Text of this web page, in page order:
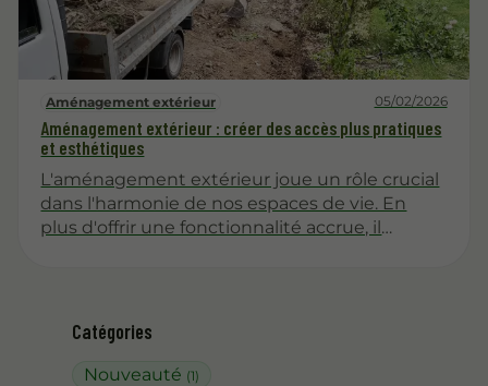
Catégories
Nouveauté (1)
Aménagement extérieur 05/02/2026
Aménagement extérieur : créer des accès plus pratiques
et esthétiques
L'aménagement extérieur joue un rôle crucial
dans l'harmonie de nos espaces de vie. En
plus d'offrir une fonctionnalité accrue, il
esthétique et praticité.